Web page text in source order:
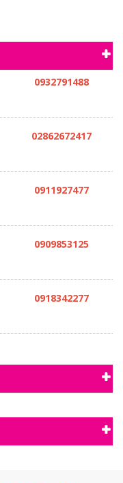
0932791488
02862672417
0911927477
0909853125
0918342277